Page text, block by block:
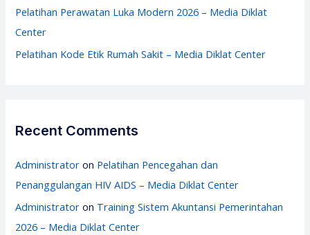
Pelatihan Perawatan Luka Modern 2026 – Media Diklat
Center
Pelatihan Kode Etik Rumah Sakit – Media Diklat Center
Recent Comments
Administrator on Pelatihan Pencegahan dan
Penanggulangan HIV AIDS – Media Diklat Center
Administrator on Training Sistem Akuntansi Pemerintahan
2026 – Media Diklat Center